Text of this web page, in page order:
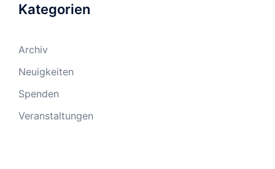
Kategorien
Archiv
Neuigkeiten
Spenden
Veranstaltungen